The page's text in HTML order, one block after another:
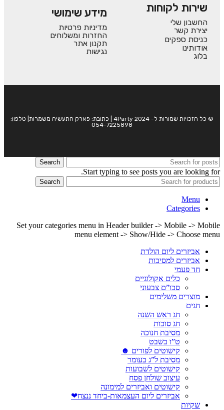
שירות לקוחות
החשבון שלי
יצירת קשר
כניסת ספקים
אודותינו
בלוג
מידע שימושי
מדיניות פרטיות
החזרות ומשלוחים
תקנון אתר
נגישות
© כל הזכויות שמורות ל- 4Party 2024 | כתובת: פארק התעשיה משמרות| טלפון:
054-7225898
Search
Start typing to see posts you are looking for.
Search
Menu
Categories
Set your categories menu in Header builder -> Mobile -> Mobile
menu element -> Show/Hide -> Choose menu
אביזרים ליום הולדת
אביזרים למסיבות
חד פעמי
כלים אקולוגיים
סכו”ם צבעוני
מוצרים משלימים
חגים
חג ראש השנה
חג סוכות
מסיבת חנוכה
ט”ו בשבט
קישוטים לפורים ☻
מסיבת ל”ג בעומר
קישוטים לשבועות
עיצוב שולחן פסח
קישוטים ואביזרים למימונה
אביזרים ליום העצמאות-ביחד ננצח❤
שקיות